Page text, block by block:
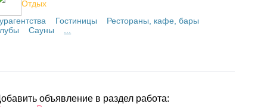
Отдых
Гостиницы
Рестораны, кафе, бары
Сауны
объявление в раздел работа: